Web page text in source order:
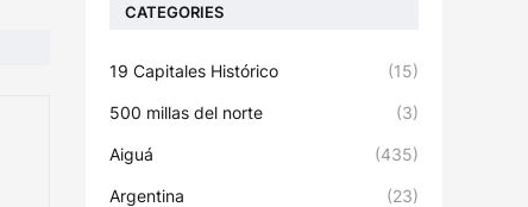
CATEGORIES
19 Capitales Histórico (15)
500 millas del norte (3)
Aiguá (435)
Argentina (23)